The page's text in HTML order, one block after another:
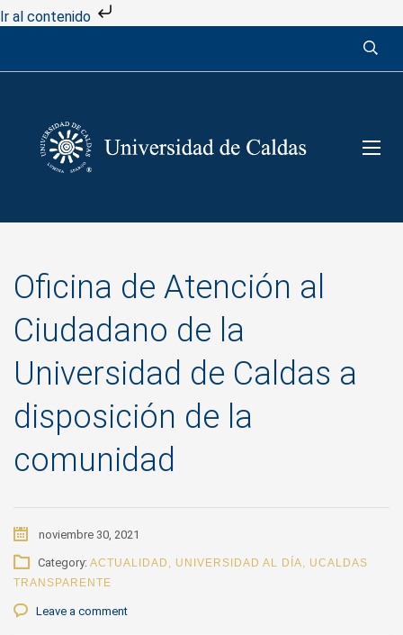
Ir al contenido
Oficina de Atención al
Ciudadano de la
Universidad de Caldas a
disposición de la
comunidad
noviembre 30, 2021
Category: ACTUALIDAD , UNIVERSIDAD AL DÍA, UCALDAS
TRANSPARENTE
Leave a comment